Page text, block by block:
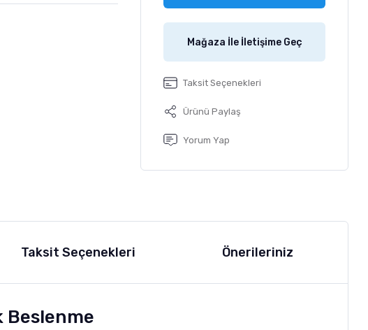
Mağaza İle İletişime Geç
Taksit Seçenekleri
Ürünü Paylaş
Yorum Yap
Taksit Seçenekleri Önerileriniz
Beslenme